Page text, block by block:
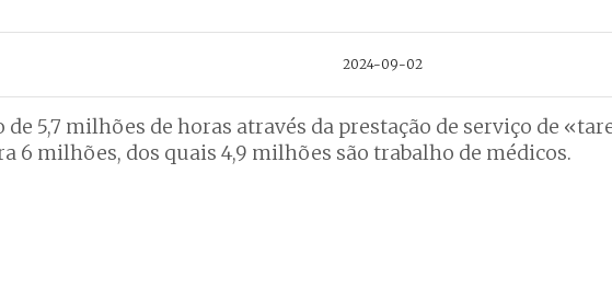
2024-09-02
de 5,7 milhões de horas através da prestação de serviço de
6 milhões, dos quais 4,9 milhões são trabalho de médicos.